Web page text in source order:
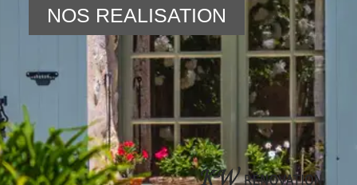
NOS REALISATION